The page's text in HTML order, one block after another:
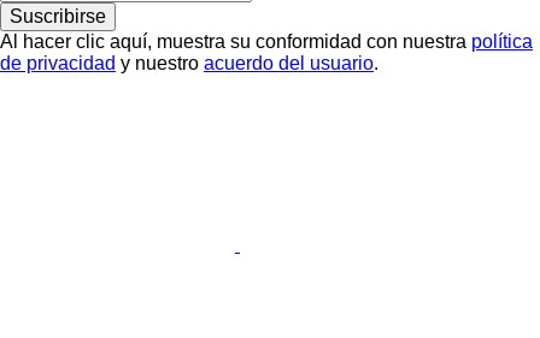
Suscribirse
Al hacer clic aquí, muestra su conformidad con nuestra política
de privacidad y nuestro acuerdo del usuario.